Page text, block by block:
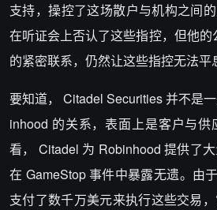
支持，操控了这场散户与机构之间
在听证会上否认了这些指控，但他
的紧密联系，仍然让这些指控无法平
要知道， Citadel Securities 并不是
inhood 的关系，表面上是客户与
看， Citadel 为 Robinhood 提供了
在 GameStop 事件中暴露无遗。由
支付了数千万美元来执行这些交易